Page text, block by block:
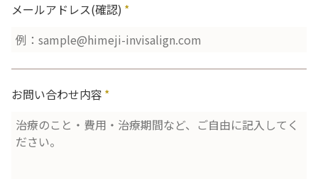
メールアドレス(確認) *
お問い合わせ内容 *